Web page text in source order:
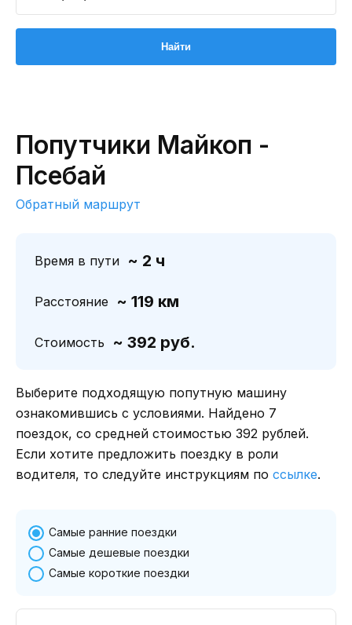
Попутчики Майкоп -
Псебай
Обратный маршрут
Время в пути ~ 2 ч
Расстояние ~ 119 км
Стоимость ~ 392 руб.
Выберите подходящую попутную машину
ознакомившись с условиями. Найдено 7
поездок, со средней стоимостью 392 рублей.
Если хотите предложить поездку в роли
водителя, то следуйте инструкциям по ссылке.
Самые ранние поездки
Самые дешевые поездки
Самые короткие поездки